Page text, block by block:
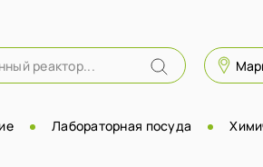
Лабораторная посуда